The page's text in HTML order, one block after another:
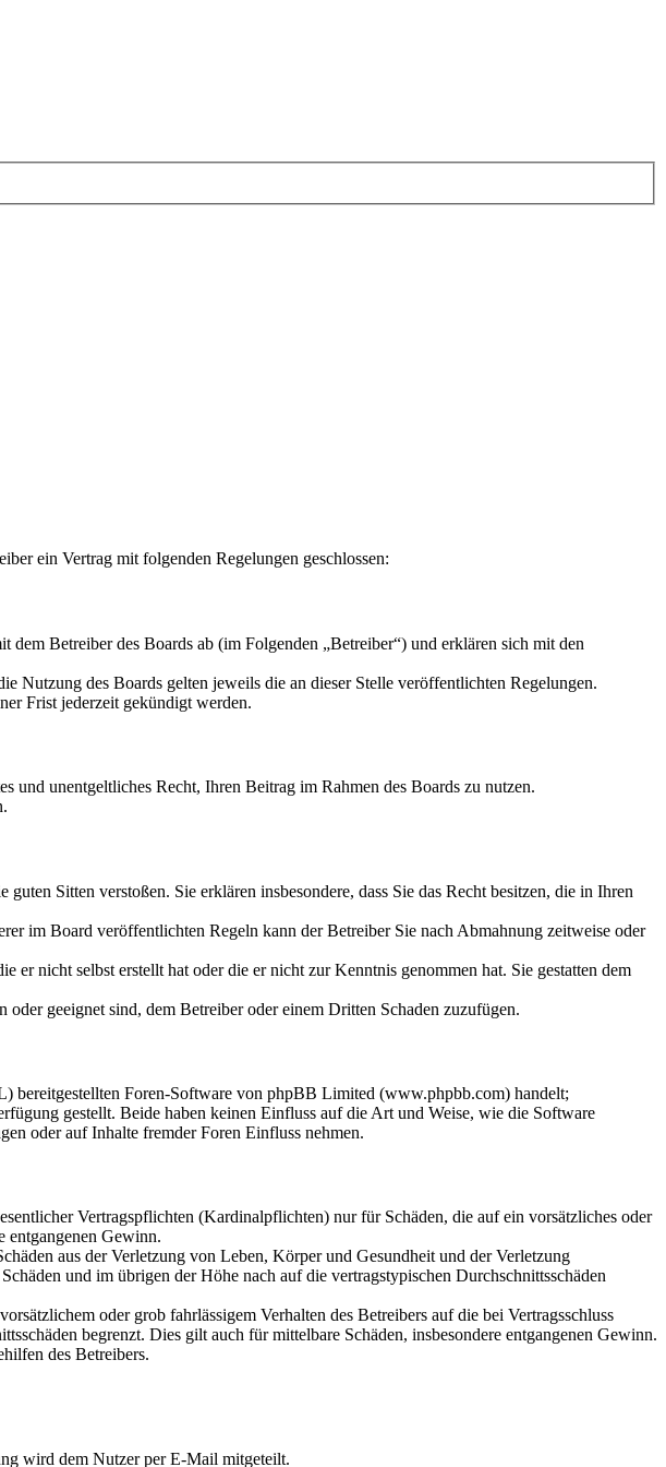
ein Vertrag mit folgenden Regelungen geschlossen:
Betreiber des Boards ab (im Folgenden „Betreiber“) und erklären sich mit den
Nutzung des Boards gelten jeweils die an dieser Stelle veröffentlichten Regelungen.
Frist jederzeit gekündigt werden.
und unentgeltliches Recht, Ihren Beitrag im Rahmen des Boards zu nutzen.
Sitten verstoßen. Sie erklären insbesondere, dass Sie das Recht besitzen, die in Ihren
im Board veröffentlichten Regeln kann der Betreiber Sie nach Abmahnung zeitweise oder
nicht selbst erstellt hat oder die er nicht zur Kenntnis genommen hat. Sie gestatten dem
geeignet sind, dem Betreiber oder einem Dritten Schaden zuzufügen.
bereitgestellten Foren-Software von phpBB Limited (www.phpbb.com) handelt;
gestellt. Beide haben keinen Einfluss auf die Art und Weise, wie die Software
oder auf Inhalte fremder Foren Einfluss nehmen.
Vertragspflichten (Kardinalpflichten) nur für Schäden, die auf ein vorsätzliches oder
entgangenen Gewinn.
aus der Verletzung von Leben, Körper und Gesundheit und der Verletzung
und im übrigen der Höhe nach auf die vertragstypischen Durchschnittsschäden
oder grob fahrlässigem Verhalten des Betreibers auf die bei Vertragsschluss
begrenzt. Dies gilt auch für mittelbare Schäden, insbesondere entgangenen Gewinn.
des Betreibers.
wird dem Nutzer per E-Mail mitgeteilt.